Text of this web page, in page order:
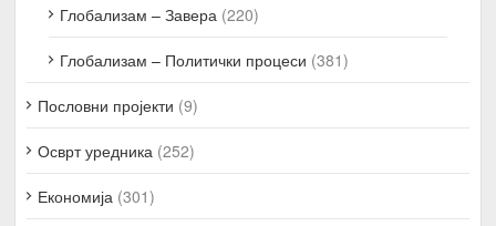
Глобализам – Завера (220)
Глобализам – Политички процеси (381)
Пословни пројекти (9)
Осврт уредника (252)
Економија (301)